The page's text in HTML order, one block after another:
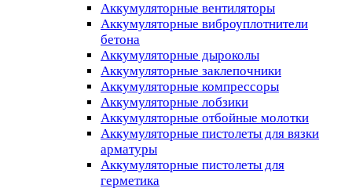
Аккумуляторные вентиляторы
Аккумуляторные виброуплотнители
бетона
Аккумуляторные дыроколы
Аккумуляторные заклепочники
Аккумуляторные компрессоры
Аккумуляторные лобзики
Аккумуляторные отбойные молотки
Аккумуляторные пистолеты для вязки
арматуры
Аккумуляторные пистолеты для
герметика